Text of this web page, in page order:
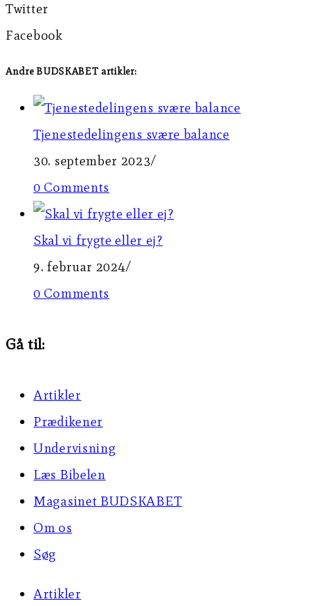
Twitter
Facebook
Andre BUDSKABET artikler:
Tjenestedelingens svære balance
30. september 2023/
0 Comments
Skal vi frygte eller ej?
9. februar 2024/
0 Comments
Gå til:
Artikler
Prædikener
Undervisning
Læs Bibelen
Magasinet BUDSKABET
Om os
Søg
Artikler